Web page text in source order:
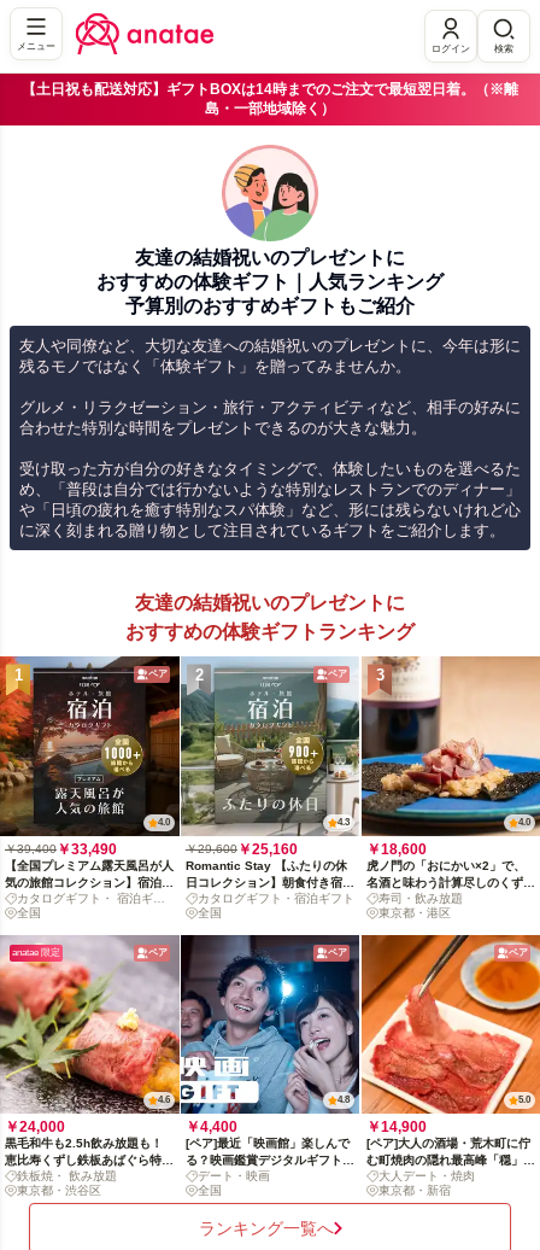
メニュー ログイン 検索
【土日祝も配送対応】ギフトBOXは14時までのご注文で最短翌日着。（※離
島・一部地域除く）
友達の結婚祝いのプレゼントに
おすすめの体験ギフト｜
人気ランキング
予算別のおすすめギフトもご紹介
友人や同僚など、大切な友達への結婚祝いのプレゼントに、今年は形に
残るモノではなく「体験ギフト」を贈ってみませんか。
グルメ・リラクゼーション・旅行・アクティビティなど、相手の好みに
合わせた特別な時間をプレゼントできるのが大きな魅力。
受け取った方が自分の好きなタイミングで、体験したいものを選べるた
め、「普段は自分では行かないような特別なレストランでのディナー」
や「日頃の疲れを癒す特別なスパ体験」など、形には残らないけれど心
に深く刻まれる贈り物として注目されているギフトをご紹介します。
友達の結婚祝いのプレゼントに
おすすめの体験ギフトランキング
1 ペア
4.0
￥39,400 ￥33,490
【全国プレミアム露天風呂が人
気の旅館コレクション】宿泊カ
タログギフト: 掲載数1,000+施
設〜
カタログギフト・ 宿泊ギフ
ト
全国
2 ペア
4.3
￥29,600￥25,160
Romantic Stay 【ふたりの休
日コレクション】朝食付き宿泊
カタログギフト: 掲載数900+施
設〜
カタログギフト・宿泊ギフト
全国
3
4.0
￥18,600
虎ノ門の「おにかい×2」で、
名酒と味わう計算尽しのくずし
鮨寿司・飲み放題
東京都・港区
anatae 限定 ペア
4.6
￥24,000
黒毛和牛も2.5h飲み放題も！
恵比寿くずし鉄板あばぐら特選
ペアディナー
鉄板焼・ 飲み放題
東京都・渋谷区
ペア
4.8
￥4,400
[ペア]最近「映画館」楽しんで
る？映画鑑賞デジタルギフトで
映画の没入体験を贈ろう
デート・映画
全国
ペア
5.0
￥14,900
[ペア]大人の酒場・荒木町に佇
む町焼肉の隠れ最高峰「穏」
で、絶品の肉と米に舌鼓を！
大人デート・焼肉
東京都・新宿
ランキング一覧へ